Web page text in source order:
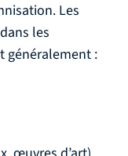
Les
les
généralement :